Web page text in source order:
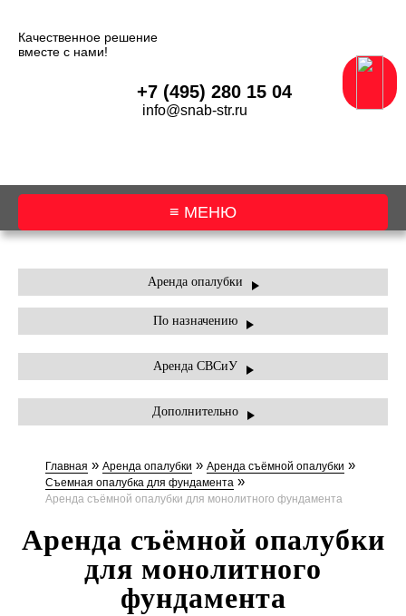
Качественное решение
вместе с нами!
+7 (495) 280 15 04
info@snab-str.ru
≡ МЕНЮ
О КОМПАНИИ
АРЕНДА ОБОРУДОВАНИЯ
АРЕНДА ТЕХНИКИ
АКЦИИ
Аренда опалубки
По назначению
Аренда СВСиУ
Дополнительно
Главная » Аренда опалубки » Аренда съёмной опалубки »
Съемная опалубка для фундамента »
Аренда съёмной опалубки для монолитного фундамента
Аренда съёмной опалубки
для монолитного
фундамента